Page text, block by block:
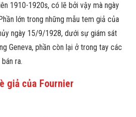
1910-1920s, có lẽ bởi vậy mà ngày
lớn trong những mẫu tem giả của
ngày 15/9/1928, dưới sự giám sát
Geneva, phần còn lại ở trong tay các
ra.
giả của Fournier